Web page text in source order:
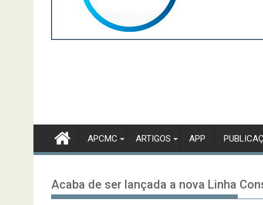
APCMC ARTIGOS APP
Acaba de ser lançada a nova Linha